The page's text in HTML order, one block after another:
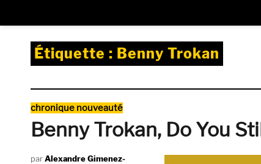
Étiquette : Benny Trokan
Catégories
chronique nouveauté
Benny Trokan, Do You
AuteurAlexandre Gimenez-